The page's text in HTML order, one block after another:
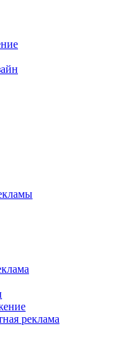
реклама